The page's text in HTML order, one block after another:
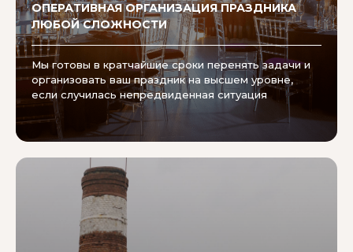
ОПЕРАТИВНАЯ ОРГАНИЗАЦИЯ ПРАЗДНИКА
ЛЮБОЙ СЛОЖНОСТИ
Мы готовы в кратчайшие сроки перенять задачи и
организовать ваш праздник на высшем уровне,
если случилась непредвиденная ситуация